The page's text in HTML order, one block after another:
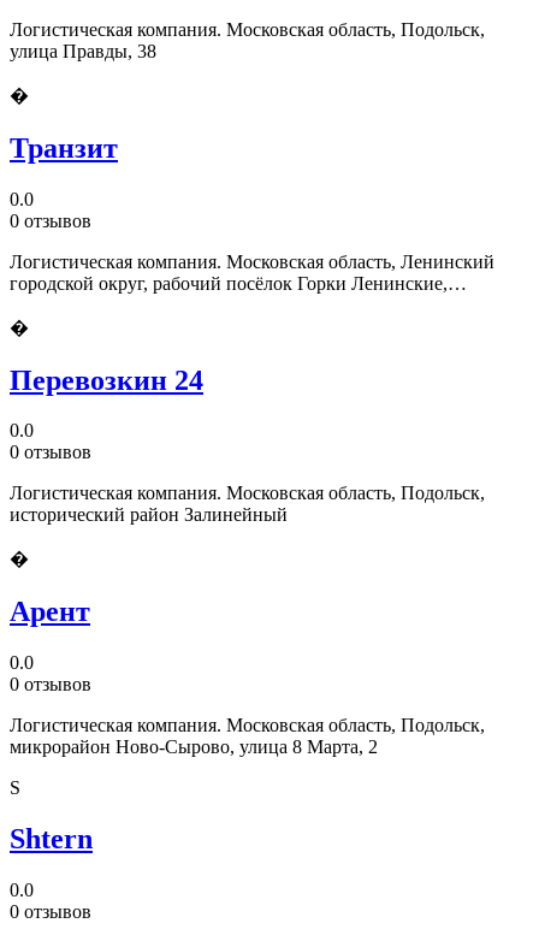
Логистическая компания. Московская область, Подольск,
улица Правды, 38
�
Транзит
0.0
0 отзывов
Логистическая компания. Московская область, Ленинский
городской округ, рабочий посёлок Горки Ленинские,
�
Перевозкин 24
0.0
0 отзывов
Логистическая компания. Московская область, Подольск,
исторический район Залинейный
�
Арент
0.0
0 отзывов
Логистическая компания. Московская область, Подольск,
микрорайон Ново-Сырово, улица 8 Марта, 2
S
Shtern
0.0
0 отзывов